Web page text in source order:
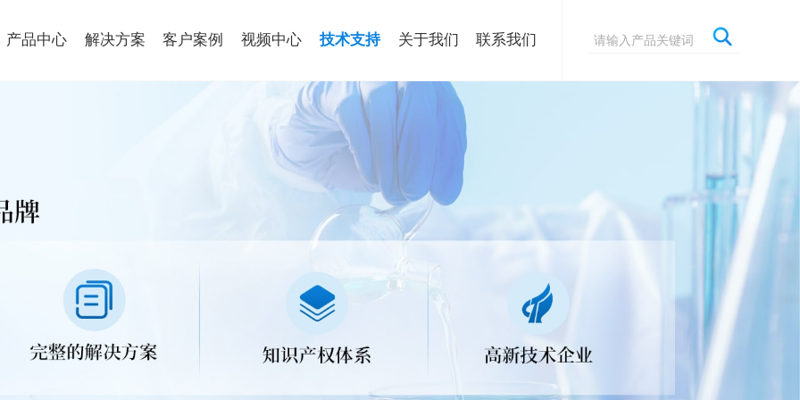
产品中心 解决方案 客户案例 视频中心 技术支持 关于我们 联系我们